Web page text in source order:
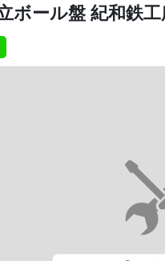
ボール盤 紀和鉄